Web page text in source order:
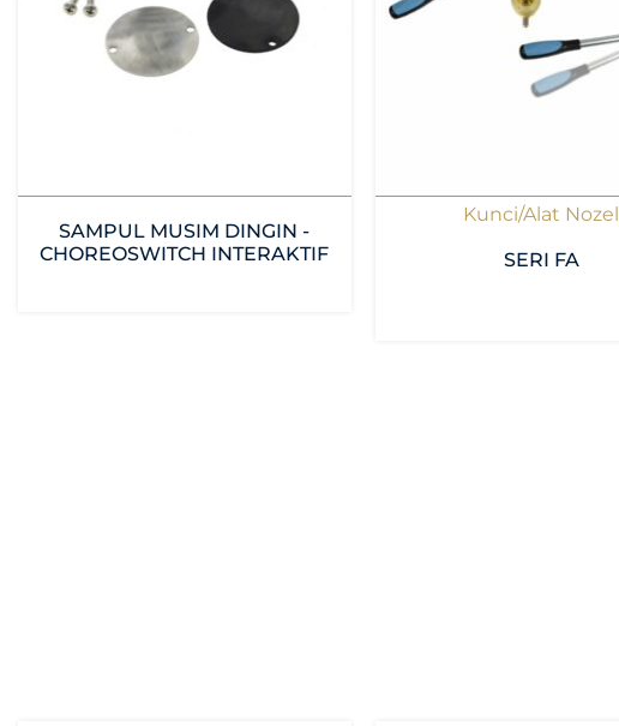
SAMPUL MUSIM DINGIN -
CHOREOSWITCH INTERAKTIF
Kunci/Alat Nozel
SERI FA